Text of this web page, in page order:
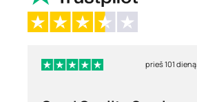
prieš 101 dieną